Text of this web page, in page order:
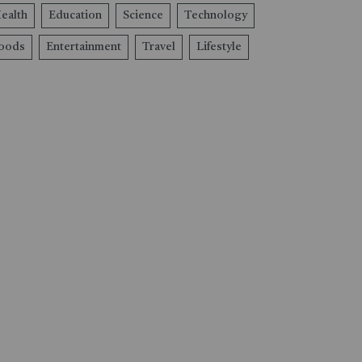
Education Science Technology
Entertainment Travel Lifestyle